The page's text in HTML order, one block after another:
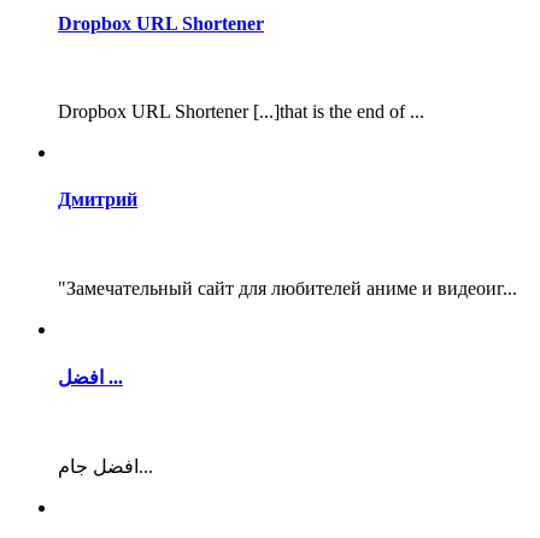
Dropbox URL Shortener
Dropbox URL Shortener [...]that is the end of ...
Дмитрий
"Замечательный сайт для любителей аниме и видеоиг...
افضل ...
افضل جام...